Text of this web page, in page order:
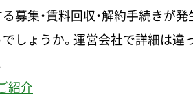
募集・賃料回収・解約手続きが発
しょうか。運営会社で詳細は違
紹介